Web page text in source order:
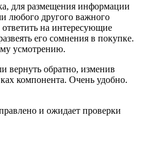
для размещения информации
любого другого важного
на интересующие
его сомнения в покупке.
усмотрению.
вернуть обратно, изменив
компонента. Очень удобно.
и ожидает проверки